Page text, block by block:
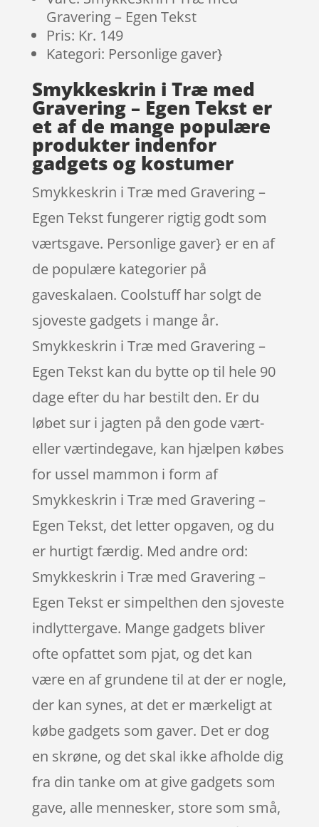
Gravering – Egen Tekst
Pris: Kr. 149
Kategori: Personlige gaver}
Smykkeskrin i Træ med
Gravering – Egen Tekst er
et af de mange populære
produkter indenfor
gadgets og kostumer
Smykkeskrin i Træ med Gravering –
Egen Tekst fungerer rigtig godt som
værtsgave. Personlige gaver} er en af
de populære kategorier på
gaveskalaen. Coolstuff har solgt de
sjoveste gadgets i mange år.
Smykkeskrin i Træ med Gravering –
Egen Tekst kan du bytte op til hele 90
dage efter du har bestilt den. Er du
løbet sur i jagten på den gode vært-
eller værtindegave, kan hjælpen købes
for ussel mammon i form af
Smykkeskrin i Træ med Gravering –
Egen Tekst, det letter opgaven, og du
er hurtigt færdig. Med andre ord:
Smykkeskrin i Træ med Gravering –
Egen Tekst er simpelthen den sjoveste
indlyttergave. Mange gadgets bliver
ofte opfattet som pjat, og det kan
være en af grundene til at der er nogle,
der kan synes, at det er mærkeligt at
købe gadgets som gaver. Det er dog
en skrøne, og det skal ikke afholde dig
fra din tanke om at give gadgets som
gave, alle mennesker, store som små,